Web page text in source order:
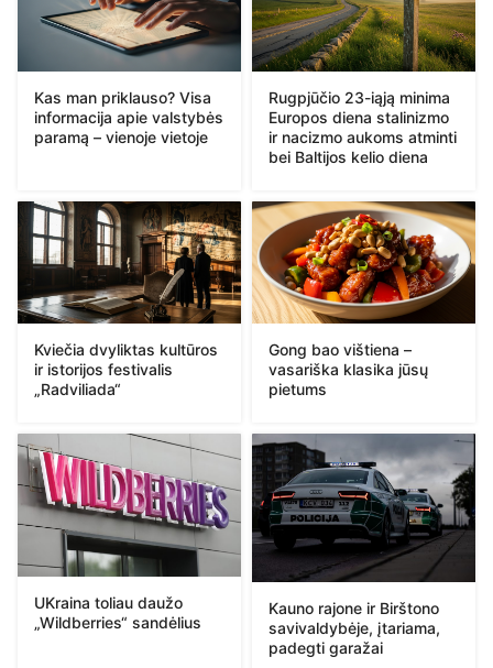
Kas man priklauso? Visa
informacija apie valstybės
paramą – vienoje vietoje
Rugpjūčio 23-iąją minima
Europos diena stalinizmo
ir nacizmo aukoms atminti
bei Baltijos kelio diena
Kviečia dvyliktas kultūros
ir istorijos festivalis
„Radviliada“
Gong bao vištiena –
vasariška klasika jūsų
pietums
UKraina toliau daužo
„Wildberries“ sandėlius
Kauno rajone ir Birštono
savivaldybėje, įtariama,
padegti garažai